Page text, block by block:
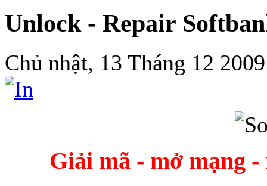
Unlock - Repair
Chủ nhật, 13 Tháng 12
Giải mã - mở mạng